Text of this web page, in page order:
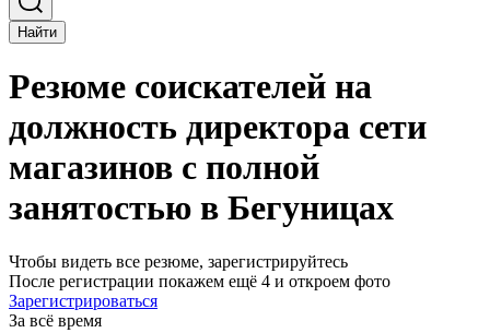
Найти
Резюме соискателей на
должность директора сети
магазинов с полной
занятостью в Бегуницах
Чтобы видеть все резюме, зарегистрируйтесь
После регистрации покажем ещё 4 и откроем фото
Зарегистрироваться
За всё время